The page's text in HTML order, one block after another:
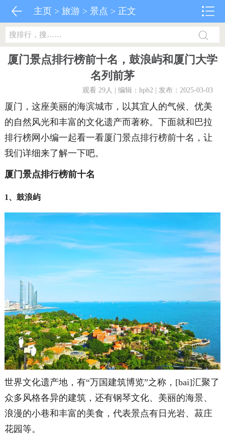
主页 >旅游 >景点 > 正文
厦门景点排行榜前十名，鼓浪屿和厦门大学
名列前茅
观看 29人 | 编辑：hph2 | 发布：2025-03-03
厦门，这座美丽的海滨城市，以其宜人的气候、优美
的自然风光和丰富的文化遗产而著称。下面就和巴拉
排行榜网小编一起看一看厦门景点排行榜前十名，让
我们详细来了解一下吧。
厦门景点排行榜前十名
1、鼓浪屿
世界文化遗产地，有“万国建筑博览”之称，[bai]汇聚了
众多风格各异的建筑，还有钢琴文化、美丽的海景、
浪漫的小巷和丰富的美食，代表景点有日光岩、菽庄
花园等。